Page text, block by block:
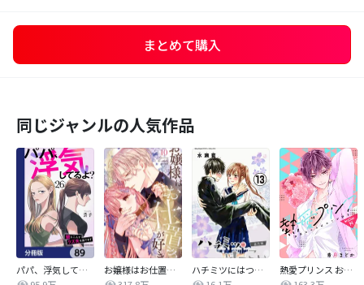
まとめて購入
同じジャンルの人気作品
パパ、浮気してるよ？娘と二人でクズ夫を捨てます【分冊版】
お嬢様はお仕置きが好き
ハチミツにはつこい
熱愛プリンス お兄ちゃんはキミが好き